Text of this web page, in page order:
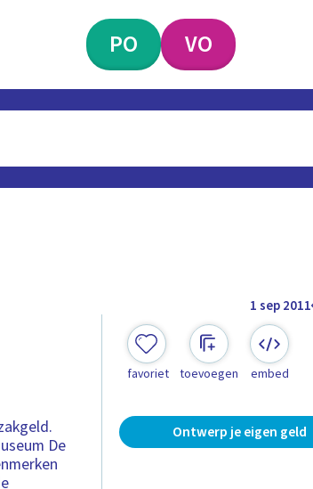
PO VO
1 sep 2011
De
favoriet toevoegen embed
Ontwerp je eigen geld